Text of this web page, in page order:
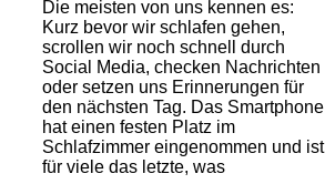
Die meisten von uns kennen es:
Kurz bevor wir schlafen gehen,
scrollen wir noch schnell durch
Social Media, checken Nachrichten
oder setzen uns Erinnerungen für
den nächsten Tag. Das Smartphone
hat einen festen Platz im
Schlafzimmer eingenommen und ist
für viele das letzte, was